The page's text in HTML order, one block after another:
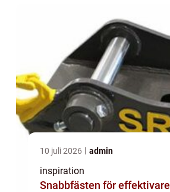
10 juli 2026 admin
inspiration
Snabbfästen för effektivare